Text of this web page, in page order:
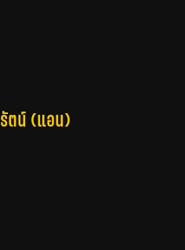
ตน์ (แอน)